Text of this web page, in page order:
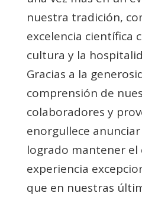
nuestra tradición,
excelencia científica
cultura y la
Gracias a la
comprensión de
colaboradores y
enorgullece
logrado mantener el
experiencia
que en nuestras